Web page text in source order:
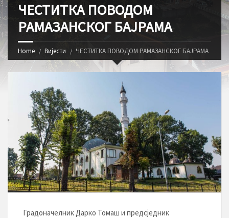
ЧЕСТИТКА ПОВОДОМ
РАМАЗАНСКОГ БАЈРАМА
Home Вијести ЧЕСТИТКА ПОВОДОМ РАМАЗАНСКОГ БАЈРАМА
Градоначелник Дарко Томаш и предсједник